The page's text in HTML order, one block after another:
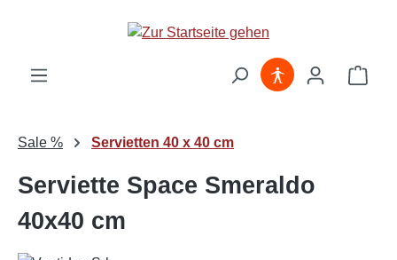
Zum Hauptinhalt springen
Sale % Servietten 40 x 40 cm
Serviette Space Smeraldo
40x40 cm